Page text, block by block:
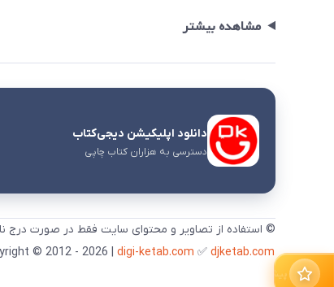
مشاهده بیشتر
دانلود اپلیکیشن دیجی‌کتاب
دسترسی به هزاران کتاب چاپی
© استفاده از تصاویر و محتوای سایت فقط در صورت درج
digi-ketab.com ✅ djketab.com